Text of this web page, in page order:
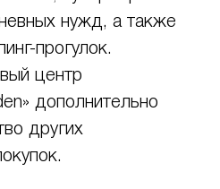
нужд, а также
прогулок.
центр
дополнительно
других